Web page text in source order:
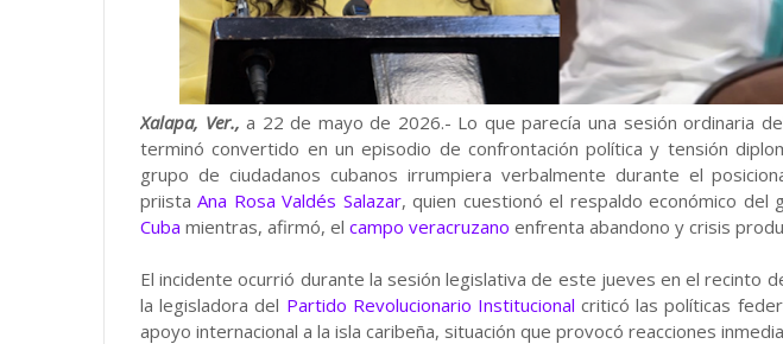
Xalapa, Ver.,a 22 de mayo de 2026.- Lo que parecía una sesión ordinaria
terminó convertido en un episodio de confrontación política y tensión
grupo de ciudadanos cubanos irrumpiera verbalmente durante el
priistaAna Rosa Valdés Salazar, quien cuestionó el respaldo económico del
Cuba mientras, afirmó, el campo veracruzano enfrenta abandono y crisis
El incidente ocurrió durante la sesión legislativa de este jueves en el recinto
la legisladora del Partido Revolucionario Institucional criticó las políticas
apoyo internacional a la isla caribeña, situación que provocó reacciones